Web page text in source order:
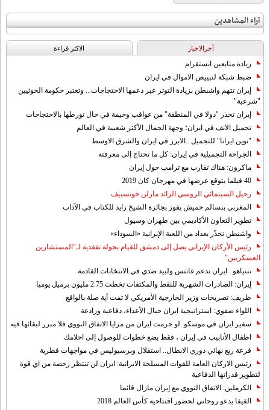
آراء المشاهدين
آخرالاخبار الاکثر قراءة
زيادة متابعين انستقرام
ضبط شبكة لتبييض الاموال في ايران
إيران تتهم واشنطن بزيادة التوتر عبر دعمها الاحتجاجات... وتعتبر حكومة الحوثيين
"شرعية"
إيران تحذر "دولا في المنطقة" من عواقب وخيمة في حال تورطها بالاحتجاجات
تجميل الانف في ايران؛ وجهة الجمال الأكثر شعبية في العالم
"نوين ايرانا" للتجميل ..الابرز في ايران والشرق الاوسط
الجراحة التجميلية في إيران: كل ما تحتاج إلى معرفته
ماكرون: هناك تقارب مع ترامب حول إيران
40 فيلما يتوقع عرضها في مهرجان كان 2019
رحيل السينمائي الروسي الرائد مارلن خوتسييف
المغربي بنسالم حميش يفوز بجائزة الشيخ زايد للكتاب في الآداب
تطوير التعاون الأكاديمي بين طهران وسيول
واشنطن تحذّر بغداد من اللعبة الإيرانية «السوداء»
رئيس الأركان الإيراني يصل إلى دمشق للقيام بجولة تفقدية لـ"المستشارين
العسكريين"
نتنياهو : ايران تدعم غانتس ولبيد ضدي في الانتخابات القادمة
إيران: الصادرات الشهریة للنفط والمكثفات تخطت 2.75 مليون برميل يوميا
ظريف: تصريحات وزير الخارجية الأمريكي لا تمت أية صلة بالواقع
اللواء صفوي: استراتيجية ايران حيال الأعداء، دفاعية ورادعة
سفير ايران في موسكو: لو حرمت ايران من مزايا الاتفاق النووي فلا مبرر لبقائها فيه
اطفال الأنابيب في إيران ، فقط بضع خطوات للوصول إلى احلامك
قرعة ربع نهائي دوري الابطال.. استقلال وبرسبوليس في مواجهات قطرية
رئيس الاركان العامة للقوات المسلحة الايرانية: ايران لن تنتظر رخصة من اي قوة
لتطوير قدراتها الدفاعية
الكرملين: الاتفاق النووي مع إيران مازال قائما
الفيفا يدعو روحاني لحضور افتتاحية كأس العالم 2018